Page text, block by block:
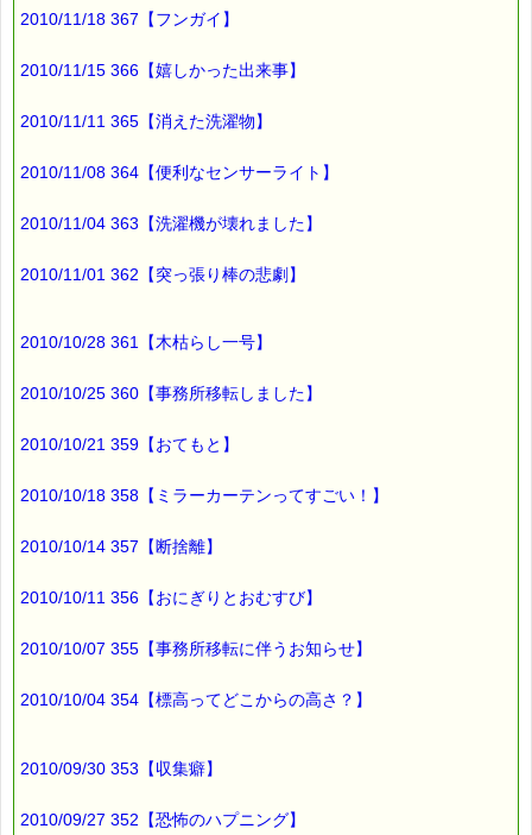
2010/11/18 367【フンガイ】
2010/11/15 366【嬉しかった出来事】
2010/11/11 365【消えた洗濯物】
2010/11/08 364【便利なセンサーライト】
2010/11/04 363【洗濯機が壊れました】
2010/11/01 362【突っ張り棒の悲劇】
2010/10/28 361【木枯らし一号】
2010/10/25 360【事務所移転しました】
2010/10/21 359【おてもと】
2010/10/18 358【ミラーカーテンってすごい！】
2010/10/14 357【断捨離】
2010/10/11 356【おにぎりとおむすび】
2010/10/07 355【事務所移転に伴うお知らせ】
2010/10/04 354【標高ってどこからの高さ？】
2010/09/30 353【収集癖】
2010/09/27 352【恐怖のハプニング】